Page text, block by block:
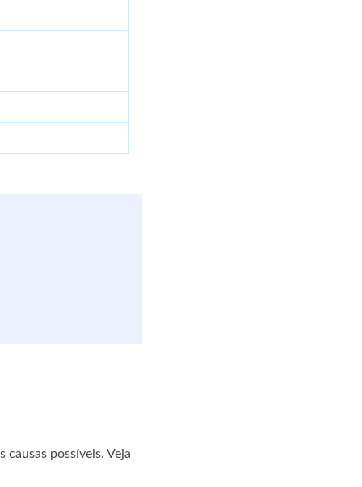
possíveis. Veja